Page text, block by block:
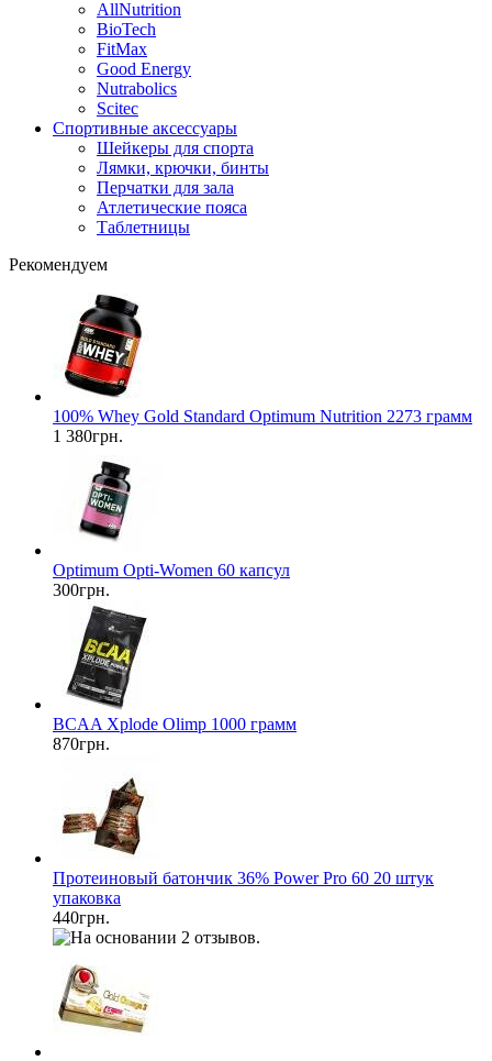
AllNutrition
BioTech
FitMax
Good Energy
Nutrabolics
Scitec
Спортивные аксессуары
Шейкеры для спорта
Лямки, крючки, бинты
Перчатки для зала
Атлетические пояса
Таблетницы
Рекомендуем
100% Whey Gold Standard Optimum Nutrition 2273 грамм
1 380грн.
Optimum Opti-Women 60 капсул
300грн.
BCAA Xplode Olimp 1000 грамм
870грн.
Протеиновый батончик 36% Power Pro 60 20 штук
упаковка
440грн.